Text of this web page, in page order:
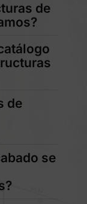
de
de
se